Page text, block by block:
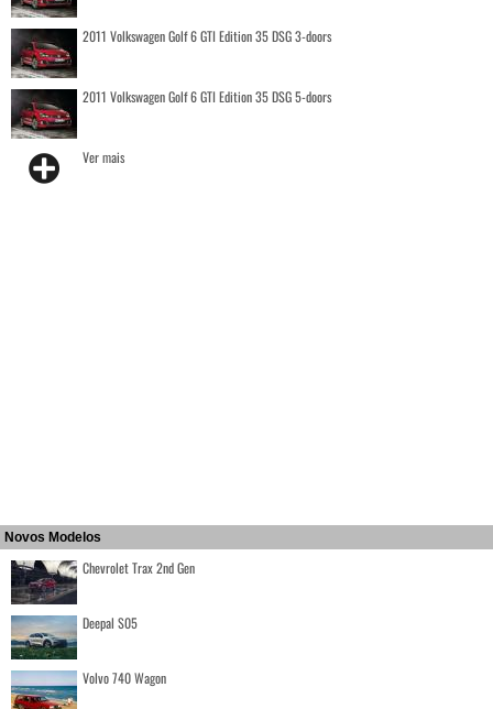
2011 Volkswagen Golf 6 GTI Edition 35 DSG 3-doors
2011 Volkswagen Golf 6 GTI Edition 35 DSG 5-doors
Ver mais
Novos Modelos
Chevrolet Trax 2nd Gen
Deepal S05
Volvo 740 Wagon